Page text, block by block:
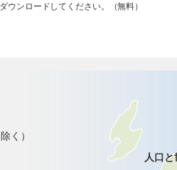
ンロードしてください。（無料）
く）
人口